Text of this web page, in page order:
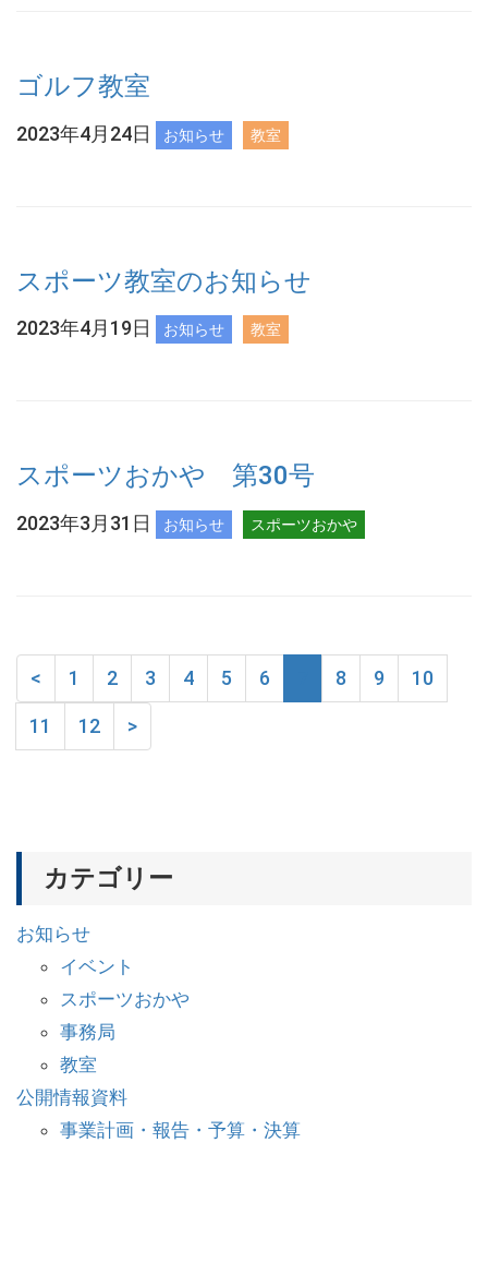
ゴルフ教室
2023年4月24日 お知らせ 教室
スポーツ教室のお知らせ
2023年4月19日 お知らせ 教室
スポーツおかや 第30号
2023年3月31日 お知らせ スポーツおかや
< 1 2 3 4 5 6 8 9 10
11 12 >
カテゴリー
お知らせ
イベント
スポーツおかや
事務局
教室
公開情報資料
事業計画・報告・予算・決算